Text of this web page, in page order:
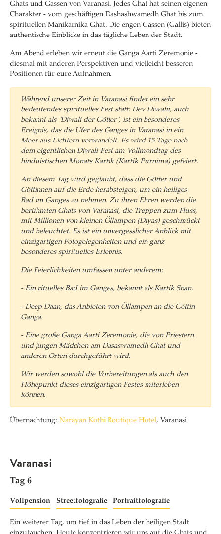
Ghats und Gassen von Varanasi. Jedes Ghat hat seinen eigenen
Charakter - vom geschäftigen Dashashwamedh Ghat bis zum
spirituellen Manikarnika Ghat. Die engen Gassen (Gallis) bieten
authentische Einblicke in das tägliche Leben der Stadt.
Am Abend erleben wir erneut die Ganga Aarti Zeremonie -
diesmal mit anderen Perspektiven und vielleicht besseren
Positionen für eure Aufnahmen.
Während unserer Zeit in Varanasi findet ein sehr
bedeutendes spirituelles Fest statt: Dev Diwalii, auch
bekannt als "Diwali der Götter", ist ein besonderes
Ereignis, das die Ufer des Ganges in Varanasi in ein
Meer aus Lichtern verwandelt. Es wird 15 Tage nach
dem eigentlichen Diwali-Fest am Vollmondtag des
hinduistischen Monats Kartik (Kartik Purnima) gefeiert.
An diesem Tag wird geglaubt, dass die Götter und
Göttinnen auf die Erde herabsteigen, um ein heiliges
Bad im Ganges zu nehmen. Zu ihren Ehren werden die
berühmten Ghats von Varanasi, die Treppen zum Fluss,
mit Millionen von kleinen Öllampen (Diyas) geschmückt
und beleuchtet. Es ist ein unvergesslicher Anblick mit
einzigartigen Fotogelegenheiten und ein ganz
besonderes spirituelles Erlebnis.
Die Feierlichkeiten umfassen unter anderem:
- Ein rituelles Bad im Ganges, bekannt als Kartik Snan.
- Deep Daan, das Anbieten von Öllampen an die Göttin
Ganga.
- Eine große Ganga Aarti Zeremonie, die von Priestern
und jungen Mädchen am Dasaswamedh Ghat und
anderen Orten durchgeführt wird.
Wir werden sowohl die Vorbereitungen als auch den
Höhepunkt dieses einzigartigen Festes miterleben
können.
Übernachtung: Narayan Kothi Boutique Hotel, Varanasi
Varanasi
Tag 6
Vollpension Streetfotografie Portraitfotografie
Ein weiterer Tag, um tief in das Leben der heiligen Stadt